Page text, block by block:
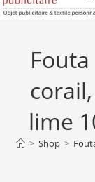
lime
> Shop >